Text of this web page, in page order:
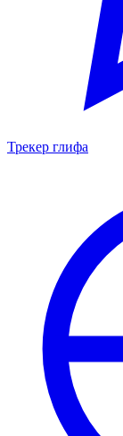
Трекер глифа